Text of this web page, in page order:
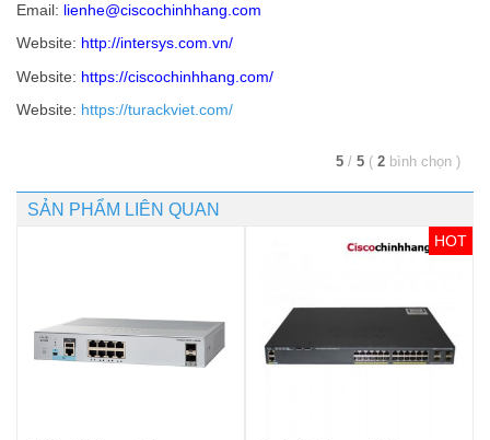
Email: lienhe@ciscochinhhang.com
Website: http://intersys.com.vn/
Website: https://ciscochinhhang.com/
Website: https://turackviet.com/
5 / 5 ( 2 bình chọn )
SẢN PHẨM LIÊN QUAN